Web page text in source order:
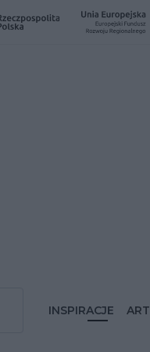
INSPIRACJE